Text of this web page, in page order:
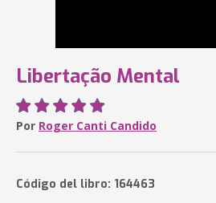
Libertação Mental
Por Roger Canti Candido
Código del libro: 164463